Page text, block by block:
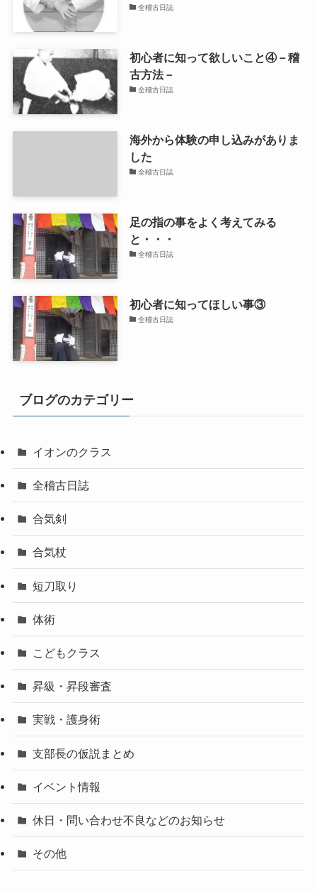
全稽古日誌
初心者に知って欲しいこと④－稽
古方法－
全稽古日誌
海外から体験の申し込みがありま
した
全稽古日誌
足の指の事をよく考えてみる
と・・・
全稽古日誌
初心者に知ってほしい事③
全稽古日誌
ブログのカテゴリー
イオンのクラス
全稽古日誌
合気剣
合気杖
短刀取り
体術
こどもクラス
昇級・昇段審査
実戦・護身術
支部長の仮説まとめ
イベント情報
休日・問い合わせ不良などのお知らせ
その他